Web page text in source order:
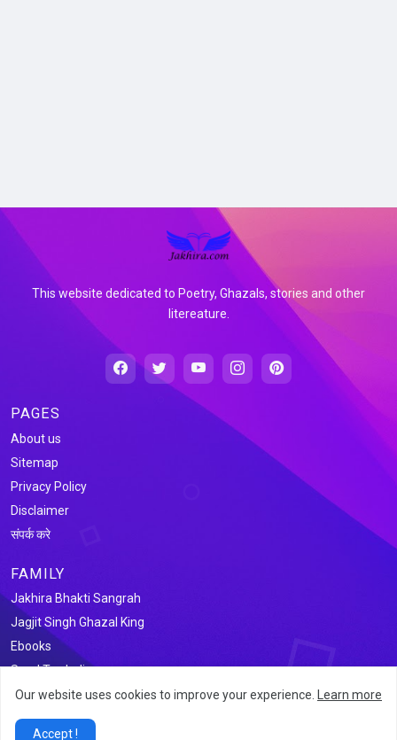
This website dedicated to Poetry, Ghazals, stories and other
litereature.
PAGES
About us
Sitemap
Privacy Policy
Disclaimer
संपर्क करे
FAMILY
Jakhira Bhakti Sangrah
Jagjit Singh Ghazal King
Ebooks
Saral Tax India
Our website uses cookies to improve your experience. Learn more
Accept !